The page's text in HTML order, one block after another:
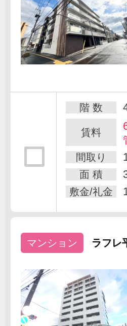
階 数
賃料
間取り
面 積
敷金/礼金
マンション ラフレ